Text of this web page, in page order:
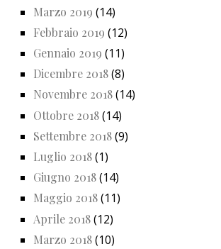
Marzo 2019 (14)
Febbraio 2019 (12)
Gennaio 2019 (11)
Dicembre 2018(8)
Novembre 2018(14)
Ottobre 2018(14)
Settembre 2018(9)
Luglio 2018(1)
Giugno 2018(14)
Maggio 2018(11)
Aprile 2018(12)
Marzo 2018(10)